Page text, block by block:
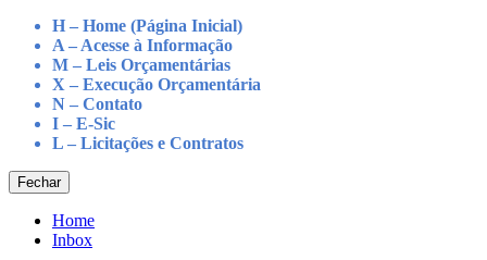
H – Home (Página Inicial)
A – Acesse à Informação
M – Leis Orçamentárias
X – Execução Orçamentária
N – Contato
I – E-Sic
L – Licitações e Contratos
Fechar
Home
Inbox